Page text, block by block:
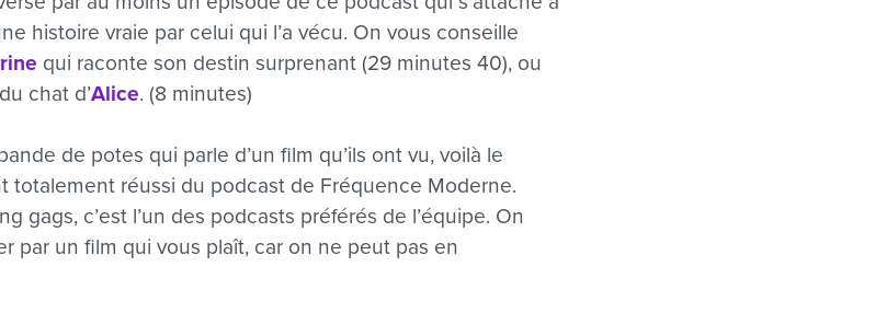
histoire vraie par celui qui l’a vécu. On vous conseille
qui raconte son destin surprenant (29 minutes 40), ou
chat d’Alice. (8 minutes)
de potes qui parle d’un film qu’ils ont vu, voilà le
totalement réussi du podcast de Fréquence Moderne.
gags, c’est l’un des podcasts préférés de l’équipe. On
par un film qui vous plaît, car on ne peut pas en